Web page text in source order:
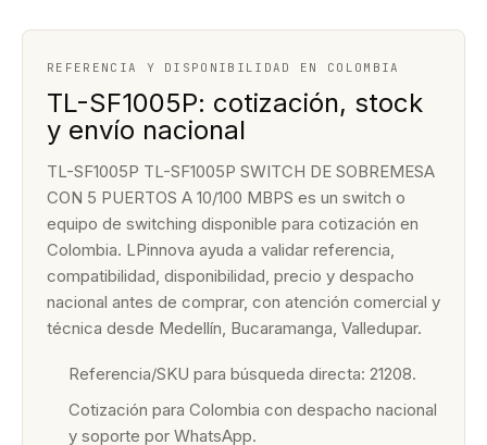
REFERENCIA Y DISPONIBILIDAD EN COLOMBIA
TL-SF1005P: cotización, stock
y envío nacional
TL-SF1005P TL-SF1005P SWITCH DE SOBREMESA
CON 5 PUERTOS A 10/100 MBPS es un switch o
equipo de switching disponible para cotización en
Colombia. LPinnova ayuda a validar referencia,
compatibilidad, disponibilidad, precio y despacho
nacional antes de comprar, con atención comercial y
técnica desde Medellín, Bucaramanga, Valledupar.
Referencia/SKU para búsqueda directa: 21208.
Cotización para Colombia con despacho nacional
y soporte por WhatsApp.